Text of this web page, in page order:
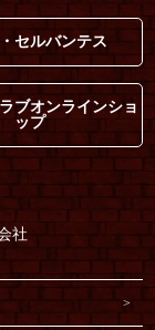
セルバンテス
ブオンラインショ
ップ
社